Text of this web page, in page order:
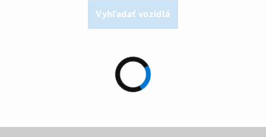
Vyhľadať vozidlá